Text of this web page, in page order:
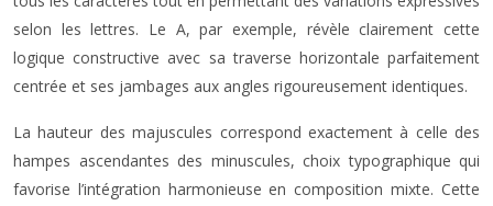
selon les lettres. Le A, par exemple, révèle clairement cette
logique constructive avec sa traverse horizontale parfaitement
centrée et ses jambages aux angles rigoureusement identiques.
La hauteur des majuscules correspond exactement à celle des
hampes ascendantes des minuscules, choix typographique qui
favorise l’intégration harmonieuse en composition mixte. Cette